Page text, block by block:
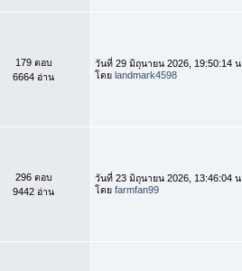
179 ตอบ
6664 อ่าน
วันที่ 29 มิถุนายน 2026, 19:50:14 น.
โดย landmark4598
296 ตอบ
9442 อ่าน
วันที่ 23 มิถุนายน 2026, 13:46:04 น.
โดย farmfan99